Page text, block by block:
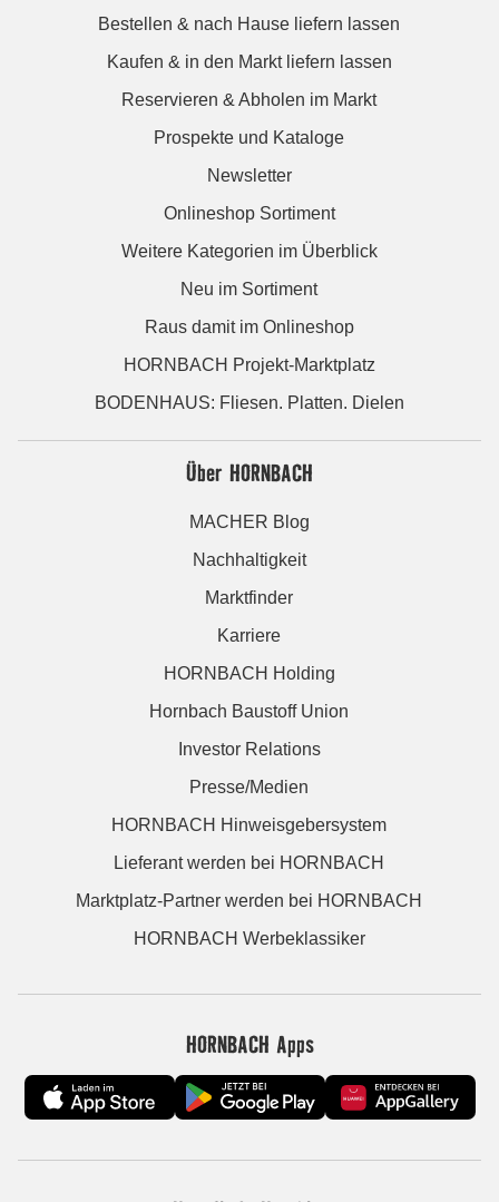
Bestellen & nach Hause liefern lassen
Kaufen & in den Markt liefern lassen
Reservieren & Abholen im Markt
Prospekte und Kataloge
Newsletter
Onlineshop Sortiment
Weitere Kategorien im Überblick
Neu im Sortiment
Raus damit im Onlineshop
HORNBACH Projekt-Marktplatz
BODENHAUS: Fliesen. Platten. Dielen
Über HORNBACH
MACHER Blog
Nachhaltigkeit
Marktfinder
Karriere
HORNBACH Holding
Hornbach Baustoff Union
Investor Relations
Presse/Medien
HORNBACH Hinweisgebersystem
Lieferant werden bei HORNBACH
Marktplatz-Partner werden bei HORNBACH
HORNBACH Werbeklassiker
HORNBACH Apps